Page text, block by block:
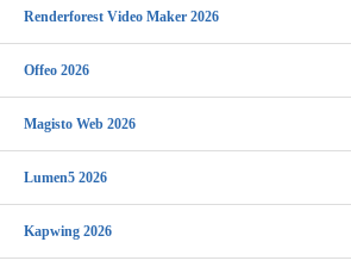
Renderforest Video Maker 2026
Offeo 2026
Magisto Web 2026
Lumen5 2026
Kapwing 2026